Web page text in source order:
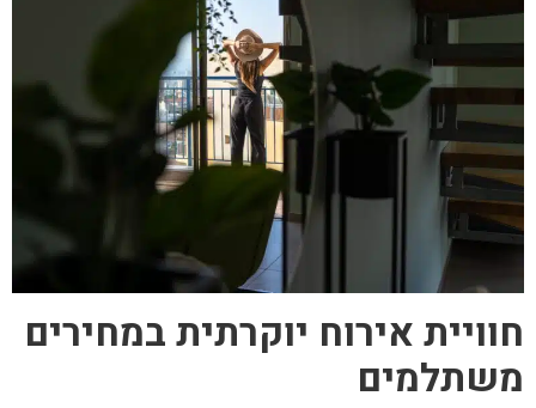
חוויית אירוח יוקרתית במחירים
משתלמים